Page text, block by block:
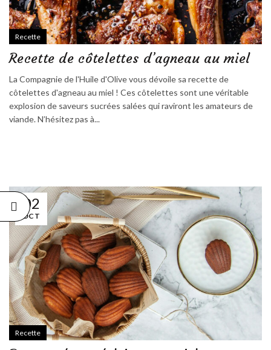
Recette
Recette de côtelettes d’agneau au miel
La Compagnie de l'Huile d'Olive vous dévoile sa recette de
côtelettes d'agneau au miel ! Ces côtelettes sont une véritable
explosion de saveurs sucrées salées qui raviront les amateurs de
viande. N’hésitez pas à...
02
OCT
Recette